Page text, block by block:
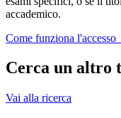
accademico.
Come funziona
Cerca un altro
Vai alla ricerca